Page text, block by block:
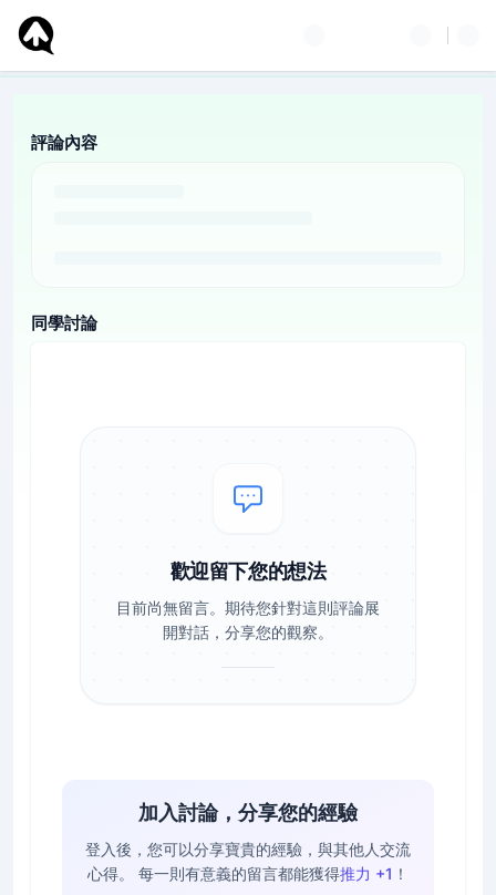
評論內容
同學討論
歡迎留下您的想法
目前尚無留言。期待您針對這則評論展
開對話，分享您的觀察。
加入討論，分享您的經驗
登入後，您可以分享寶貴的經驗，與其他人交流
心得。
每一則有意義的留言都能獲得推力 +1 ！